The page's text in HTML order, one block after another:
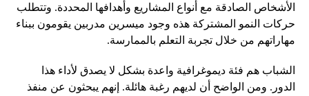
الأشخاص الصادقة مع أنواع المشاريع وأهدافها المحددة. وتتطلب
حركات النمو المشتركة هذه وجود ميسرين مدربين يقومون ببناء
مهاراتهم من خلال تجربة التعلم بالممارسة.
الشباب هم فئة ديموغرافية واعدة بشكل لا يصدق لأداء هذا
الدور. ومن الواضح أن لديهم رغبة هائلة. إنهم يبحثون عن منفذ